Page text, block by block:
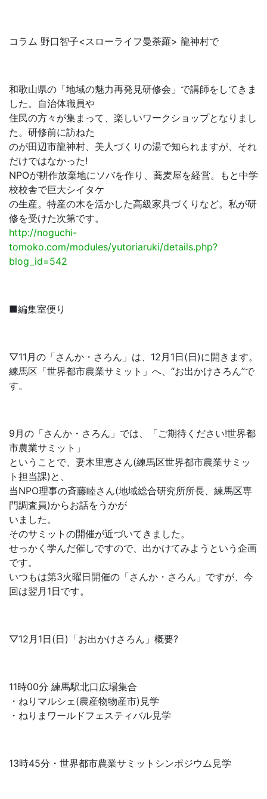
コラム 野口智子<スローライフ曼荼羅> 龍神村で
和歌山県の「地域の魅力再発見研修会」で講師をしてきま
した。自治体職員や
住民の方々が集まって、楽しいワークショップとなりまし
た。研修前に訪ねた
のが田辺市龍神村、美人づくりの湯で知られますが、それ
だけではなかった!
NPOが耕作放棄地にソバを作り、蕎麦屋を経営。もと中学
校校舎で巨大シイタケ
の生産。特産の木を活かした高級家具づくりなど。私が研
修を受けた次第です。
http://noguchi-
tomoko.com/modules/yutoriaruki/details.php?
blog_id=542
■編集室便り
▽11月の「さんか・さろん」は、12月1日(日)に開きます。
練馬区「世界都市農業サミット」へ、“お出かけさろん”で
す。
9月の「さんか・さろん」では、「ご期待ください!世界都
市農業サミット」
ということで、妻木里恵さん(練馬区世界都市農業サミッ
ト担当課)と、
当NPO理事の斉藤睦さん(地域総合研究所所長、練馬区専
門調査員)からお話をうかが
いました。
そのサミットの開催が近づいてきました。
せっかく学んだ催しですので、出かけてみようという企画
です。
いつもは第3火曜日開催の「さんか・さろん」ですが、今
回は翌月1日です。
▽12月1日(日)「お出かけさろん」概要?
11時00分 練馬駅北口広場集合
・ねりマルシェ(農産物物産市)見学
・ねりまワールドフェスティバル見学
13時45分・世界都市農業サミットシンポジウム見学